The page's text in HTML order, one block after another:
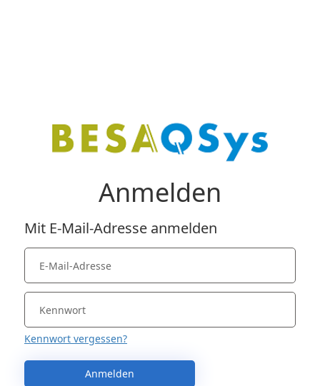
Anmelden
Mit E-Mail-Adresse anmelden
Kennwort vergessen?
Anmelden